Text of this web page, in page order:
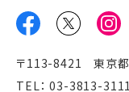
〒113-8421 東京都
TEL： 03-3813-3111